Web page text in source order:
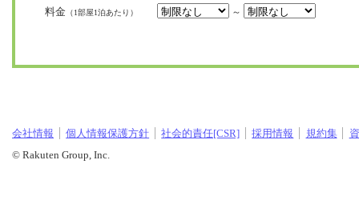
料金 （1部屋1泊あたり） ～
会社情報 個人情報保護方針 社会的責任[CSR] 採用情報 規約集
© Rakuten Group, Inc.